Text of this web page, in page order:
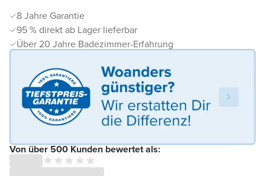
8 Jahre Garantie
95 % direkt ab Lager lieferbar
Über 20 Jahre Badezimmer-Erfahrung
Von über 500 Kunden bewertet als: